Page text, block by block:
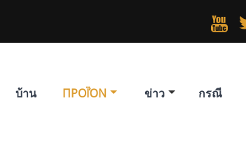

บ้าน ΠΡΟΪΌΝ ข่าว กรณี